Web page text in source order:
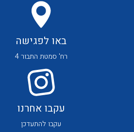
לכל מוצרי היצרן
באו לפגישה
רח' סמטת התבור 4
עקבו אחרנו
עקבו להתעדכן